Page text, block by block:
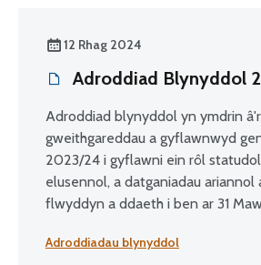
12 Rhag 2024
Adroddiad Blynyddol
Adroddiad blynyddol yn ymdrin â'r
gweithgareddau a gyflawnwyd
2023/24 i gyflawni ein rôl
elusennol, a datganiadau ariannol
flwyddyn a ddaeth i ben ar 31
Adroddiadau blynyddol